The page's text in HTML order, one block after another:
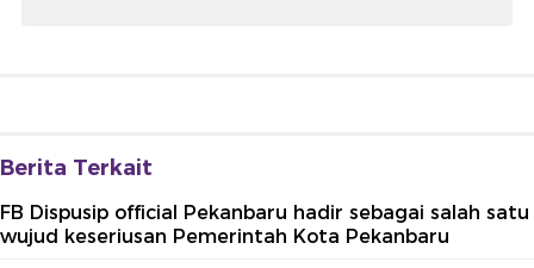
Berita Terkait
FB Dispusip official Pekanbaru hadir sebagai salah satu
wujud keseriusan Pemerintah Kota Pekanbaru